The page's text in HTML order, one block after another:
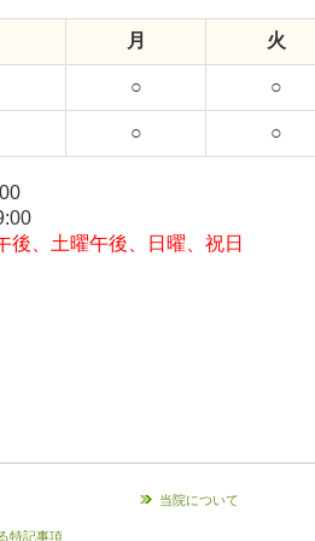
月 火
○ ○
○ ○
後、土曜午後、日曜、祝日
当院について
特記事項